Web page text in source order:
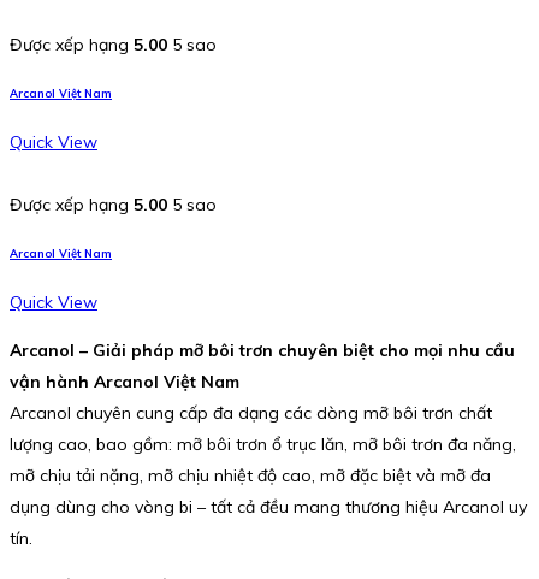
Được xếp hạng 5.00 5 sao
Arcanol Việt Nam
Quick View
Được xếp hạng 5.00 5 sao
Arcanol Việt Nam
Quick View
Arcanol – Giải pháp mỡ bôi trơn chuyên biệt cho mọi nhu cầu
vận hành Arcanol Việt Nam
Arcanol chuyên cung cấp đa dạng các dòng mỡ bôi trơn chất
lượng cao, bao gồm: mỡ bôi trơn ổ trục lăn, mỡ bôi trơn đa năng,
mỡ chịu tải nặng, mỡ chịu nhiệt độ cao, mỡ đặc biệt và mỡ đa
dụng dùng cho vòng bi – tất cả đều mang thương hiệu Arcanol uy
tín.